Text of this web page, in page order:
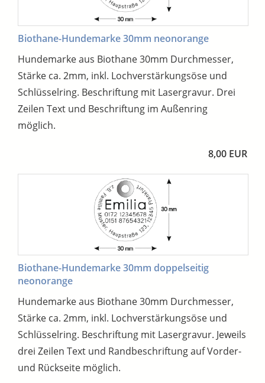
Biothane-Hundemarke 30mm neonorange
Hundemarke aus Biothane 30mm Durchmesser,
Stärke ca. 2mm, inkl. Lochverstärkungsöse und
Schlüsselring. Beschriftung mit Lasergravur. Drei
Zeilen Text und Beschriftung im Außenring
möglich.
8,00 EUR
Biothane-Hundemarke 30mm doppelseitig
neonorange
Hundemarke aus Biothane 30mm Durchmesser,
Stärke ca. 2mm, inkl. Lochverstärkungsöse und
Schlüsselring. Beschriftung mit Lasergravur. Jeweils
drei Zeilen Text und Randbeschriftung auf Vorder-
und Rückseite möglich.